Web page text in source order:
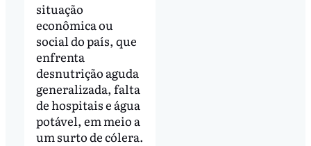
situação
econômica ou
social do país, que
enfrenta
desnutrição aguda
generalizada, falta
de hospitais e água
potável, em meio a
um surto de cólera.